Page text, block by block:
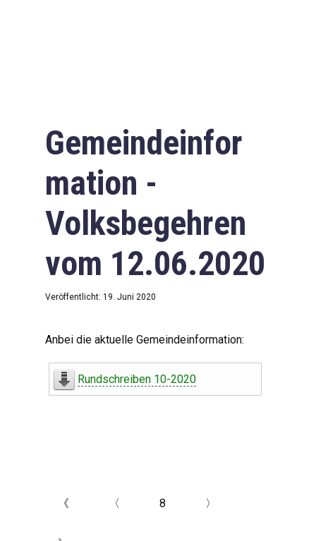
Gemeindeinfor
mation -
Volksbegehren
vom 12.06.2020
Veröffentlicht: 19. Juni 2020
Anbei die aktuelle Gemeindeinformation:
Rundschreiben 10-2020
《 〈 8 〉